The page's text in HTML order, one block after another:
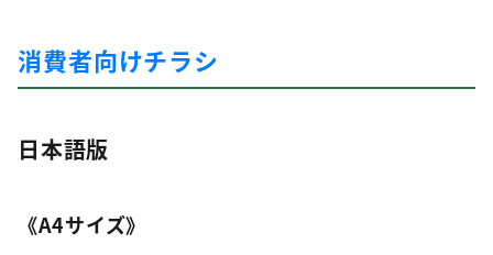
消費者向けチラシ
日本語版
《A4サイズ》